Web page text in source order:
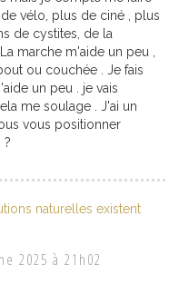
vélo, plus de ciné , plus
de cystites, de la
marche m'aide un peu ,
ou couchée . Je fais
un peu . je vais
me soulage . J'ai un
vous positionner
?
naturelles existent
2025 à 21h02